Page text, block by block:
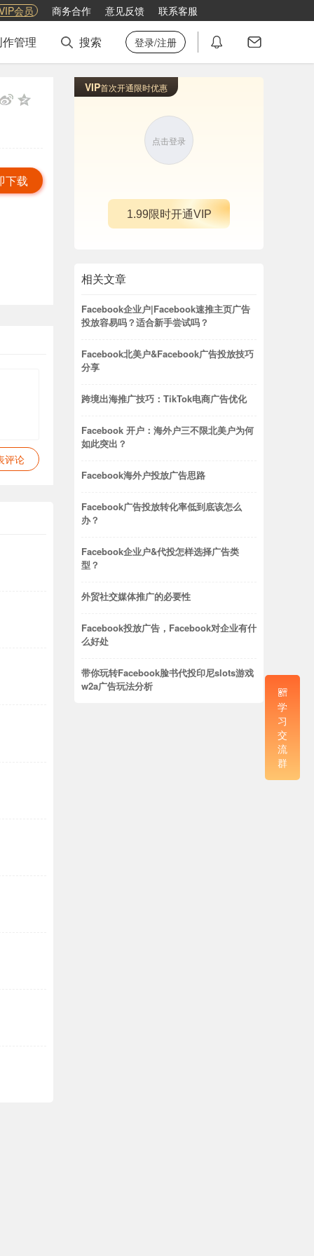
会员 商务合作 意见反馈 联系客服
管理 搜索 登录/注册
下载
评论
VIP首次开通限时优惠
点击登录
1.99限时开通VIP
相关文章
Facebook企业户|Facebook速推主页广告
投放容易吗？适合新手尝试吗？
Facebook北美户&Facebook广告投放技巧
分享
跨境出海推广技巧：TikTok电商广告优化
Facebook 开户：海外户三不限北美户为何
如此突出？
Facebook海外户投放广告思路
Facebook广告投放转化率低到底该怎么
办？
Facebook企业户&代投怎样选择广告类
型？
外贸社交媒体推广的必要性
Facebook投放广告，Facebook对企业有什
么好处
带你玩转Facebook脸书代投印尼slots游戏
w2a广告玩法分析
学
习
交
流
群